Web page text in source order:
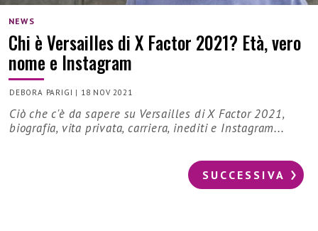
NEWS
Chi è Versailles di X Factor 2021? Età, vero
nome e Instagram
DEBORA PARIGI | 18 NOV 2021
Ciò che c'è da sapere su Versailles di X Factor 2021,
biografia, vita privata, carriera, inediti e Instagram...
SUCCESSIVA